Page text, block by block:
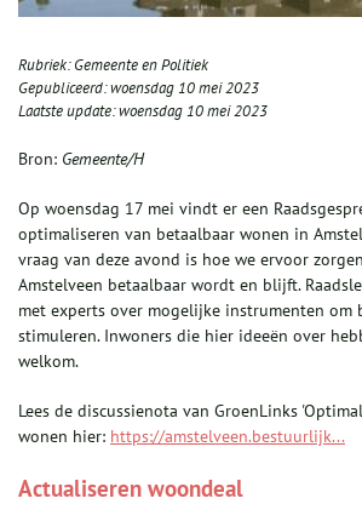
Rubriek:Gemeente en Politiek
Gepubliceerd:woensdag 10 mei 2023
Laatste update:woensdag 10 mei 2023
Bron: Gemeente/H
Op woensdag 17 mei vindt er een
optimaliseren van betaalbaar wonen in
vraag van deze avond is hoe we ervoor
Amstelveen betaalbaar wordt en blijft.
met experts over mogelijke instrumenten om
stimuleren. Inwoners die hier ideeën over
welkom.
Lees de discussienota van GroenLinks
wonen hier: https://amstelveen.bestuurlijk...
Actualiseren woondeal